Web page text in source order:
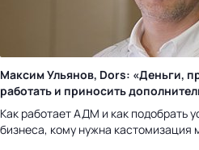
Максим Ульянов, Dors: «Деньги,
работать и приносить
Как работает АДМ и как подобрать
бизнеса, кому нужна кастомизация